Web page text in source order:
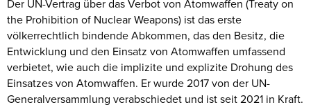
Der UN-Vertrag über das Verbot von Atomwaffen (Treaty on
the Prohibition of Nuclear Weapons) ist das erste
völkerrechtlich bindende Abkommen, das den Besitz, die
Entwicklung und den Einsatz von Atomwaffen umfassend
verbietet, wie auch die implizite und explizite Drohung des
Einsatzes von Atomwaffen. Er wurde 2017 von der UN-
Generalversammlung verabschiedet und ist seit 2021 in Kraft.